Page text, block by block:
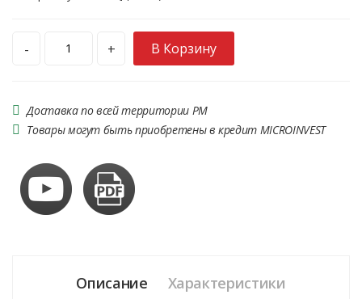
- + В Корзину
Доставка по всей территории РМ
Товары могут быть приобретены в кредит MICROINVEST
Описание Характеристики